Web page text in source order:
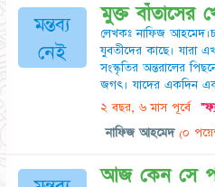
মন্তব্য
নেই
মুক্ত বাঁতাসের
লেখকঃ নাফিজ
যুবতীদের কাছে। যারা
সংস্কৃতির অন্তরালের
জগৎ। যাদের একদিন
২ বছর, ৬ মাস পূর্বে
নাফিজ আহমেদ (০
আজ কেন সে